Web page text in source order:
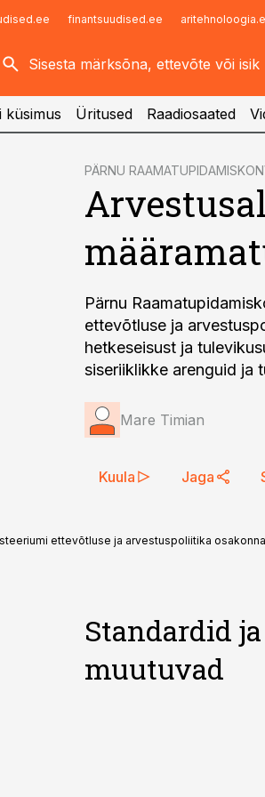
finantsuudised.ee
imelineajalugu.ee
Infopank
küsimus Üritused Raadiosaated
PÄRNU
Pärnu
ettevõtluse ja
hetkeseisust ja
siseriiklikke arenguid ja
Mare Timian
Kuula Jaga
ettevõtluse ja arvestuspoliitika
Standardid
muutuvad